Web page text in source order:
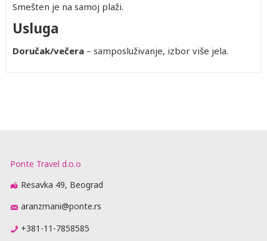
Smešten je na samoj plaži.
Usluga
Doručak/večera – samposluživanje, izbor više jela.
Ponte Travel d.o.o
Resavka 49, Beograd
aranzmani@ponte.rs
+381-11-7858585